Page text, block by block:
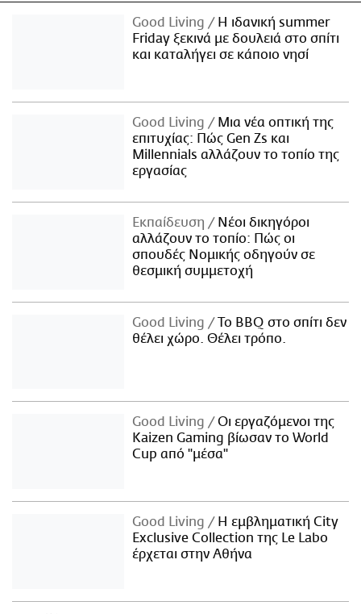
Good Living
Η ιδανική summer
Friday ξεκινά με δουλειά στο σπίτι
και καταλήγει σε κάποιο νησί
Good Living
Μια νέα οπτική της
επιτυχίας: Πώς Gen Zs και
Millennials αλλάζουν το τοπίο της
εργασίας
Εκπαίδευση
Νέοι δικηγόροι
αλλάζουν το τοπίο: Πώς οι
σπουδές Νομικής οδηγούν σε
θεσμική συμμετοχή
Good Living
Το BBQ στο σπίτι δεν
θέλει χώρο. Θέλει τρόπο.
Good Living
Οι εργαζόμενοι της
Kaizen Gaming βίωσαν το World
Cup από "μέσα"
Good Living
Η εμβληματική City
Exclusive Collection της Le Labo
έρχεται στην Αθήνα